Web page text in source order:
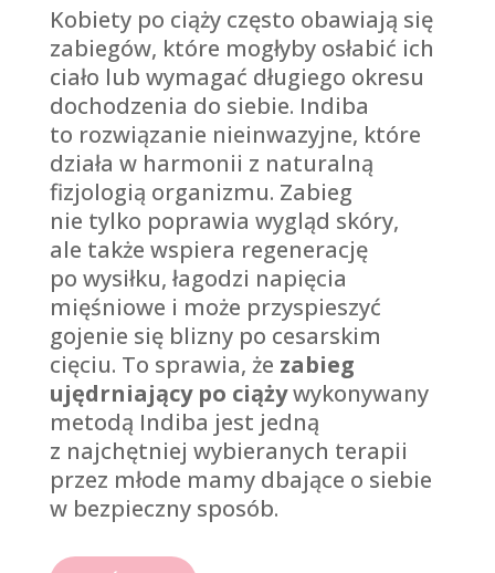
Kobiety po ciąży często obawiają się
zabiegów, które mogłyby osłabić ich
ciało lub wymagać długiego okresu
dochodzenia do siebie. Indiba
to rozwiązanie nieinwazyjne, które
działa w harmonii z naturalną
fizjologią organizmu. Zabieg
nie tylko poprawia wygląd skóry,
ale także wspiera regenerację
po wysiłku, łagodzi napięcia
mięśniowe i może przyspieszyć
gojenie się blizny po cesarskim
cięciu. To sprawia, że zabieg
ujędrniający po ciążywykonywany
metodą Indiba jest jedną
z najchętniej wybieranych terapii
przez młode mamy dbające o siebie
w bezpieczny sposób.